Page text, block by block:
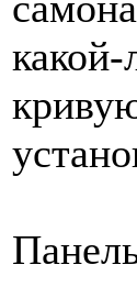
какой-